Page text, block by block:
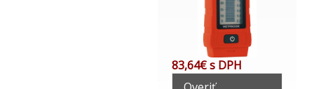
83,64€ s DPH